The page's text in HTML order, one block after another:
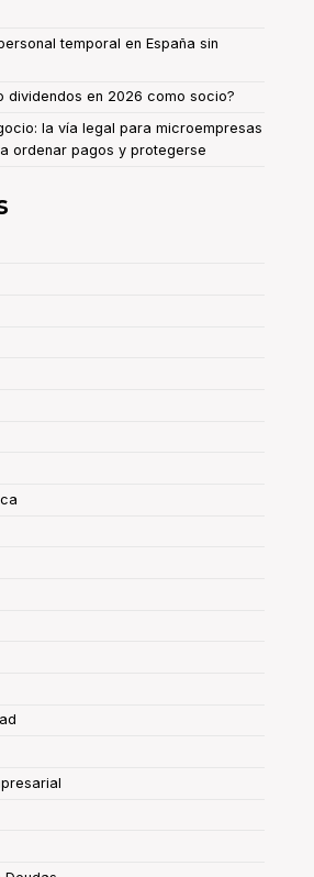
temporal en España sin
dividendos en 2026 como socio?
la vía legal para microempresas
ordenar pagos y protegerse